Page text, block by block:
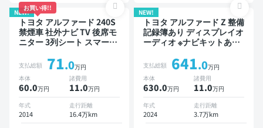
NEW!
お買い得!!
トヨタ アルファード 240S
禁煙車 社外ナビ TV 後席モ
ニター 3列シート スマート
ドライブレコーダー 両側電
動スライドドア 8人乗り
支払総額 71.0万円
本体
60.0万円
諸費用
11.0万円
年式
2014
走行距離
16.4万km
NEW!
トヨタ アルファード Z 整備
記録簿あり ディスプレイオ
ーディオ ※ナビキットあり
ドスポットモニター デジタ
ルインナーミラー オートク
ルーズ 3列シート スマート
キー ETC サンルーフ 電動
バックドア バックモニター
全方位カメラ ドライブレコ
ーダー フルエアロ 衝突軽
支払総額 641.0万円
本体
630.0万円
諸費用
11.0万円
年式
2024
走行距離
3.7万km